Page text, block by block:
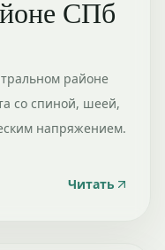
СПб
районе
со спиной, шеей,
напряжением.
Читать